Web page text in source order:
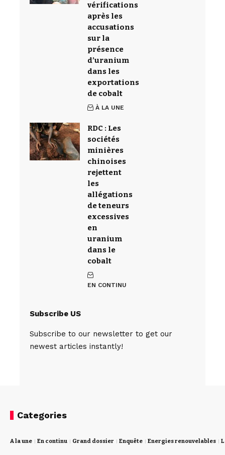
vérifications
après les
accusations
sur la
présence
d’uranium
dans les
exportations
de cobalt
À LA UNE
RDC : Les
sociétés
minières
chinoises
rejettent
les
allégations
de teneurs
excessives
en
uranium
dans le
cobalt
EN CONTINU
Subscribe US
Subscribe to our newsletter to get our
newest articles instantly!
Categories
A la une En continu Grand dossier Enquête Energies renouvelables